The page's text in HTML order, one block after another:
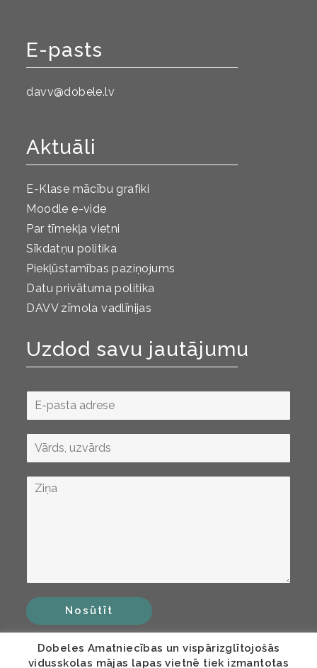
E-pasts
davv@dobele.lv
Aktuāli
E-Klase mācību grafiki
Moodle e-vide
Par tīmekļa vietni
Sīkdatņu politika
Piekļūstamības paziņojums
Datu privātuma politika
DAVV zīmola vadlīnijas
Uzdod savu jautājumu
Nosūtīt
Dobeles Amatniecības un vispārizglītojošās
vidusskolas mājas lapas vietnē tiek izmantotas